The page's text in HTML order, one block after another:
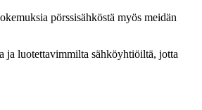
pörssisähköstä myös meidän
ja luotettavimmilta sähköyhtiöiltä, jotta